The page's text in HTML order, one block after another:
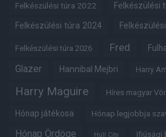
Felkészülési túra 2022 Felkészülési
Felkészülési túra 2024
Felkészülési túra 2026 Fred
Glazer Hannibal Mejbri Harry
Harry Maguire Híres magyar
Hónap játékosa Hónap legjobbja
Hónap Ördöge Hull City Ifjúsági